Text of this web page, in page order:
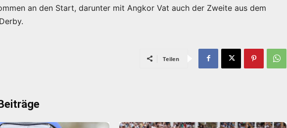
an den Start, darunter mit Angkor Vat auch der Zweite aus dem
Teilen